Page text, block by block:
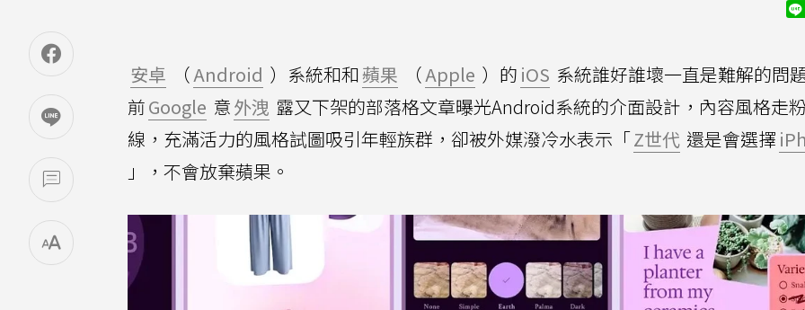
安卓 （Android ）系統和和蘋果 （Apple ）的 iOS 系統誰好誰壞一直是難解的問
前Google 意外洩 露又下架的部落格文章曝光Android系統的介面設計，內容風格走
線，充滿活力的風格試圖吸引年輕族群，卻被外媒潑冷水表示「Z世代 還是會選擇
」，不會放棄蘋果。